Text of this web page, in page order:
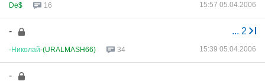
De$ 16 15:57 05.04.2006
... 2
-
-Николай-(URALMASH66) 34 15:39 05.04.2006
-